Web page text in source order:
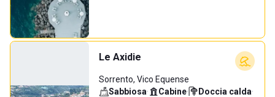
Le Axidie
Sorrento, Vico Equense
Sabbiosa· Cabine· Doccia calda·